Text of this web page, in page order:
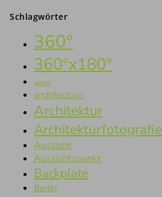
Schlagwörter
360°
360°x180°
aerial
architecture
Architektur
Architekturfotografie
Aussicht
Aussichtspunkt
Backplate
Berlin